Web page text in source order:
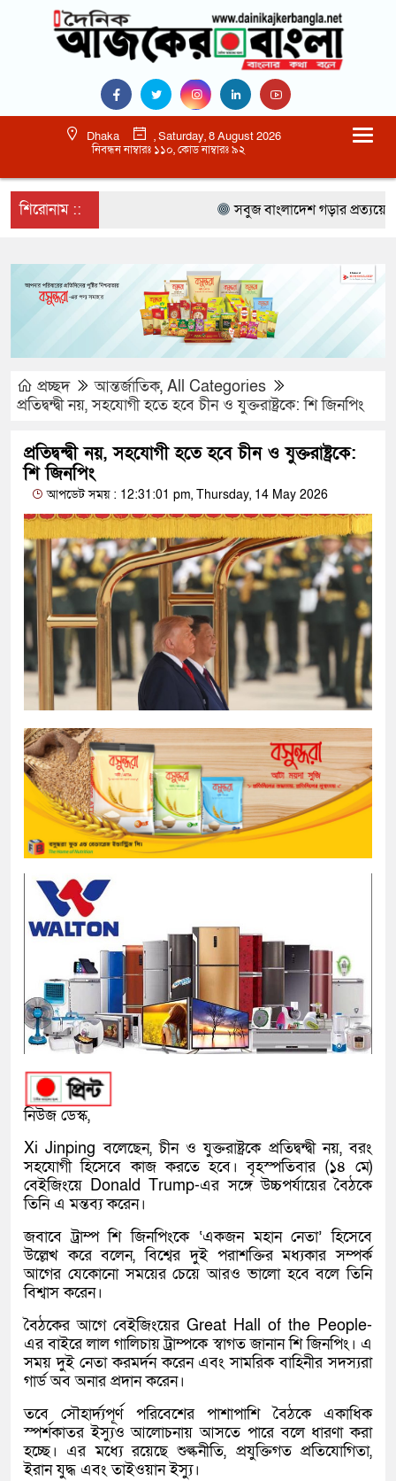
Dhaka
, Saturday, 8 August 2026
নিবন্ধন নাম্বারঃ ১১০, কোড নাম্বারঃ ৯২
শিরোনাম :: সবুজ বাংলাদেশ গড়ার প্রত্যয়ে
প্রচ্ছদ আন্তর্জাতিক, All Categories
প্রতিদ্বন্দ্বী নয়, সহযোগী হতে হবে চীন ও যুক্তরাষ্ট্রকে: শি জিনপিং
প্রতিদ্বন্দ্বী নয়, সহযোগী হতে হবে চীন ও যুক্তরাষ্ট্রকে:
শি জিনপিং
আপডেট সময় : 12:31:01 pm, Thursday, 14 May 2026
নিউজ ডেস্ক,
Xi Jinping বলেছেন, চীন ও যুক্তরাষ্ট্রকে প্রতিদ্বন্দ্বী নয়, বরং
সহযোগী হিসেবে কাজ করতে হবে। বৃহস্পতিবার (১৪ মে)
বেইজিংয়ে Donald Trump-এর সঙ্গে উচ্চপর্যায়ের বৈঠকে
তিনি এ মন্তব্য করেন।
জবাবে ট্রাম্প শি জিনপিংকে ‘একজন মহান নেতা’ হিসেবে
উল্লেখ করে বলেন, বিশ্বের দুই পরাশক্তির মধ্যকার সম্পর্ক
আগের যেকোনো সময়ের চেয়ে আরও ভালো হবে বলে তিনি
বিশ্বাস করেন।
বৈঠকের আগে বেইজিংয়ের Great Hall of the People-
এর বাইরে লাল গালিচায় ট্রাম্পকে স্বাগত জানান শি জিনপিং। এ
সময় দুই নেতা করমর্দন করেন এবং সামরিক বাহিনীর সদস্যরা
গার্ড অব অনার প্রদান করেন।
তবে সৌহার্দ্যপূর্ণ পরিবেশের পাশাপাশি বৈঠকে একাধিক
স্পর্শকাতর ইস্যুও আলোচনায় আসতে পারে বলে ধারণা করা
হচ্ছে। এর মধ্যে রয়েছে শুল্কনীতি, প্রযুক্তিগত প্রতিযোগিতা,
ইরান যুদ্ধ এবং তাইওয়ান ইস্যু।